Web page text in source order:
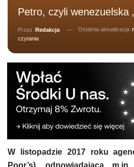
Petro, czyli wenezuelska
Przez Redakcja Ostatnia aktualizacja
czytania
W listopadzie 2017 roku
Poor’s), odpowiadająca